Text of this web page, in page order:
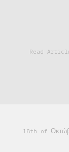
Read
18th of